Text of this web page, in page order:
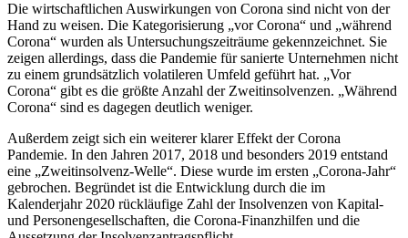
Die wirtschaftlichen Auswirkungen von Corona sind nicht von der
Hand zu weisen. Die Kategorisierung „vor Corona“ und „während
Corona“ wurden als Untersuchungszeiträume gekennzeichnet. Sie
zeigen allerdings, dass die Pandemie für sanierte Unternehmen nicht
zu einem grundsätzlich volatileren Umfeld geführt hat. „Vor
Corona“ gibt es die größte Anzahl der Zweitinsolvenzen. „Während
Corona“ sind es dagegen deutlich weniger.
Außerdem zeigt sich ein weiterer klarer Effekt der Corona
Pandemie. In den Jahren 2017, 2018 und besonders 2019 entstand
eine „Zweitinsolvenz-Welle“. Diese wurde im ersten „Corona-Jahr“
gebrochen. Begründet ist die Entwicklung durch die im
Kalenderjahr 2020 rückläufige Zahl der Insolvenzen von Kapital-
und Personengesellschaften, die Corona-Finanzhilfen und die